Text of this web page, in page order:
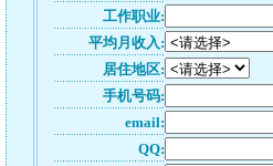
工作职业:
平均月收入:
居住地区:
手机号码:
email:
QQ: